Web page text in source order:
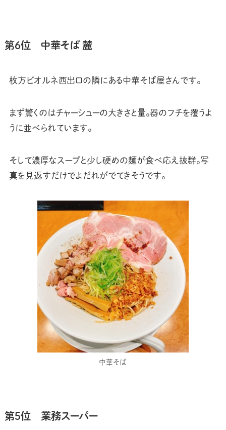
第6位 中華そば 麓
枚方ビオルネ西出口の隣にある中華そば屋さんです。
まず驚くのはチャーシューの大きさと量。器のフチを覆うよ
うに並べられています。
そして濃厚なスープと少し硬めの麺が食べ応え抜群。写
真を見返すだけでよだれがでてきそうです。
中華そば
第5位 業務スーパー